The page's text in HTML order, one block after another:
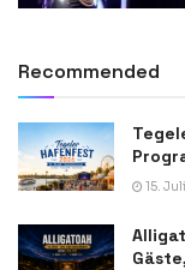
Recommended
15.